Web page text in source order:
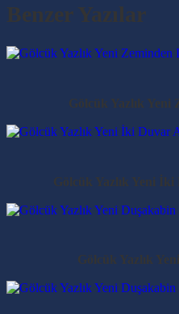
Benzer Yazılar
Gölcük Yazlık Yeni
Gölcük Yazlık Yeni
Gölcük Yazlık